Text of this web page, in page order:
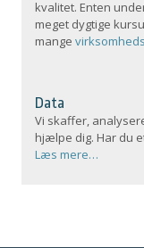
kvalitet. Enten
meget dygtige
mange
Data
Vi skaffer,
hjælpe dig. Har du
Læs mere…